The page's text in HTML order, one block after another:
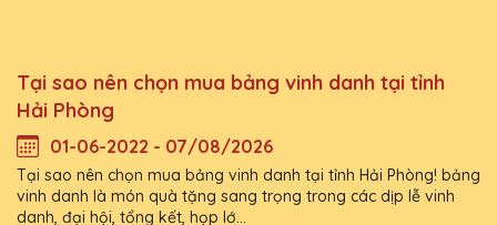
Tại sao nên chọn mua bảng vinh danh tại tỉnh
Hải Phòng
01-06-2022 - 07/08/2026
Tại sao nên chọn mua bảng vinh danh tại tỉnh Hải Phòng! bảng
vinh danh là món quà tặng sang trọng trong các dịp lễ vinh
danh, đại hội, tổng kết, họp lớ...